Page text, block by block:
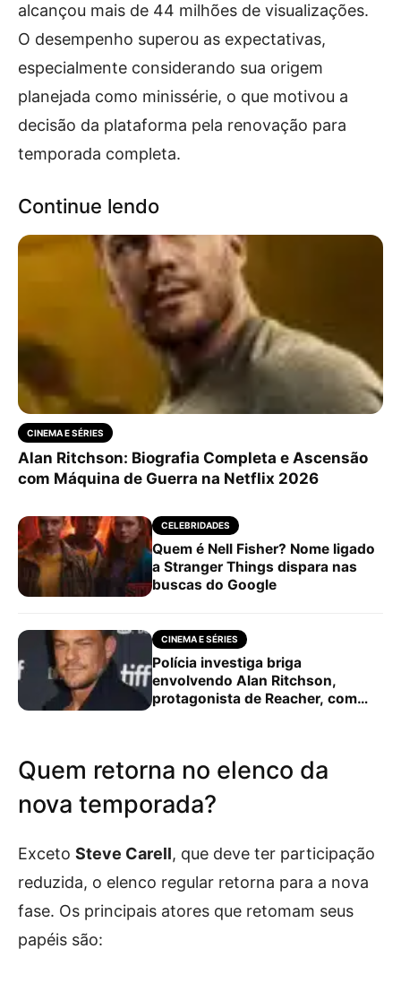
alcançou mais de 44 milhões de visualizações.
O desempenho superou as expectativas,
especialmente considerando sua origem
planejada como minissérie, o que motivou a
decisão da plataforma pela renovação para
temporada completa.
Continue lendo
CINEMA E SÉRIES
Alan Ritchson: Biografia Completa e Ascensão
com Máquina de Guerra na Netflix 2026
CELEBRIDADES
Quem é Nell Fisher? Nome ligado
a Stranger Things dispara nas
buscas do Google
CINEMA E SÉRIES
Polícia investiga briga
envolvendo Alan Ritchson,
protagonista de Reacher, com
Quem retorna no elenco da
nova temporada?
Exceto Steve Carell, que deve ter participação
reduzida, o elenco regular retorna para a nova
fase. Os principais atores que retomam seus
papéis são: